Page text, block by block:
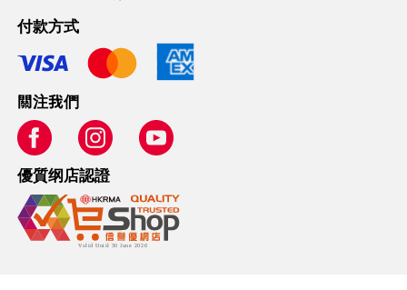
付款方式
關注我們
優質纲店認證